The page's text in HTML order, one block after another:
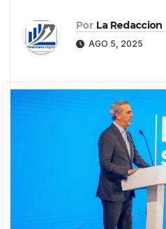
Por La Redaccion
AGO 5, 2025